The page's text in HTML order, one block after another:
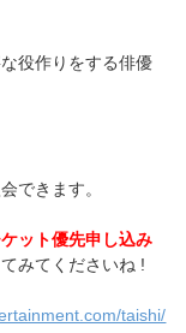
役作りをする俳優
できます。
ット優先申し込み
みてくださいね !
taishi/